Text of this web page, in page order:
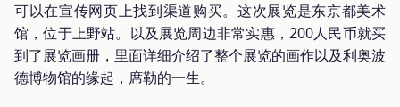
可以在宣传网页上找到渠道购买。这次展览是东京都美术
馆，位于上野站。以及展览周边非常实惠，200人民币就买
到了展览画册，里面详细介绍了整个展览的画作以及利奥波
德博物馆的缘起，席勒的一生。